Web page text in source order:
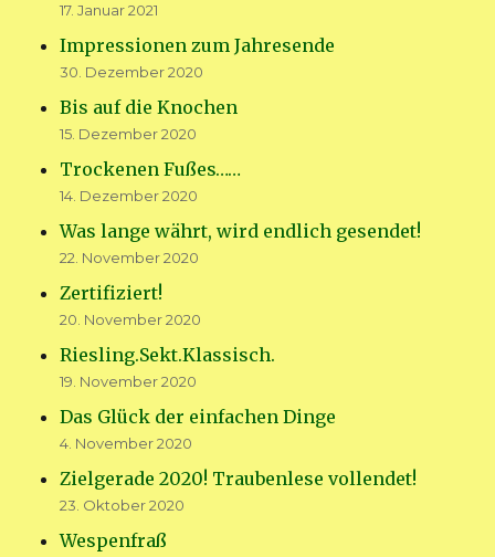
17. Januar 2021
Impressionen zum Jahresende
30. Dezember 2020
Bis auf die Knochen
15. Dezember 2020
Trockenen Fußes……
14. Dezember 2020
Was lange währt, wird endlich gesendet!
22. November 2020
Zertifiziert!
20. November 2020
Riesling.Sekt.Klassisch.
19. November 2020
Das Glück der einfachen Dinge
4. November 2020
Zielgerade 2020! Traubenlese vollendet!
23. Oktober 2020
Wespenfraß